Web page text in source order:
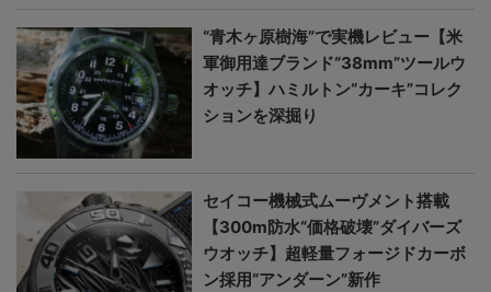
“青木ヶ原樹海”で実機レビュー【米
軍御用達ブランド“38mm”ツールウ
オッチ】ハミルトン“カーキ”コレク
ションを深掘り
セイコー機械式ムーヴメント搭載
【300m防水“価格破壊”ダイバーズ
ウオッチ】超軽量フォージドカーボ
ン採用“アンダーン”新作